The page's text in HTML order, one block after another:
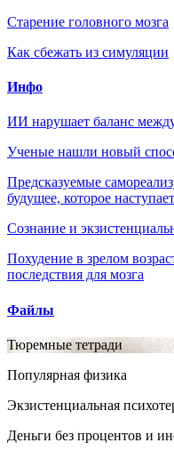
Старение головного мозга
Как сбежать из симуляции
Инфо
ИИ нарушает баланс
Ученые нашли новый
Предсказуемые
будущее, которое наступает
Сознание и
Похудение в зрелом
последствия для мозга
Файлы
Тюремные тетради
Популярная физика
Экзистенциальная
Деньги без процентов и